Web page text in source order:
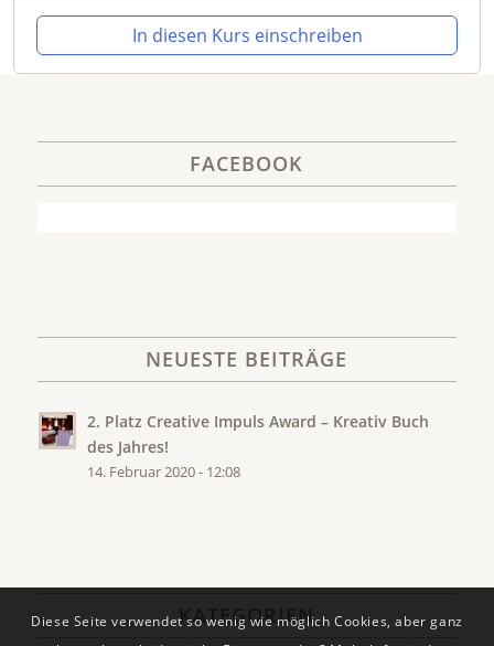
In diesen Kurs einschreiben
FACEBOOK
NEUESTE BEITRÄGE
2. Platz Creative Impuls Award – Kreativ Buch
des Jahres!
14. Februar 2020 - 12:08
KATEGORIEN
Diese Seite verwendet so wenig wie möglich Cookies, aber ganz